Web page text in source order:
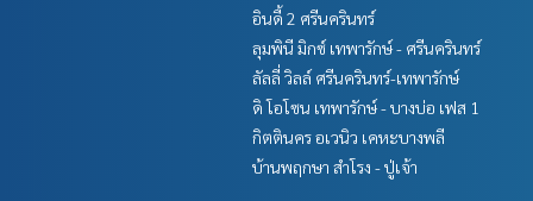
อินดี้ 2 ศรีนครินทร์
ลุมพินี มิกซ์ เทพารักษ์ - ศรีนครินทร์
ลัลลี่ วิลล์ ศรีนครินทร์-เทพารักษ์
ดิ โอโซน เทพารักษ์ - บางบ่อ เฟส 1
กิตตินคร อเวนิว เคหะบางพลี
บ้านพฤกษา สำโรง - ปู่เจ้า